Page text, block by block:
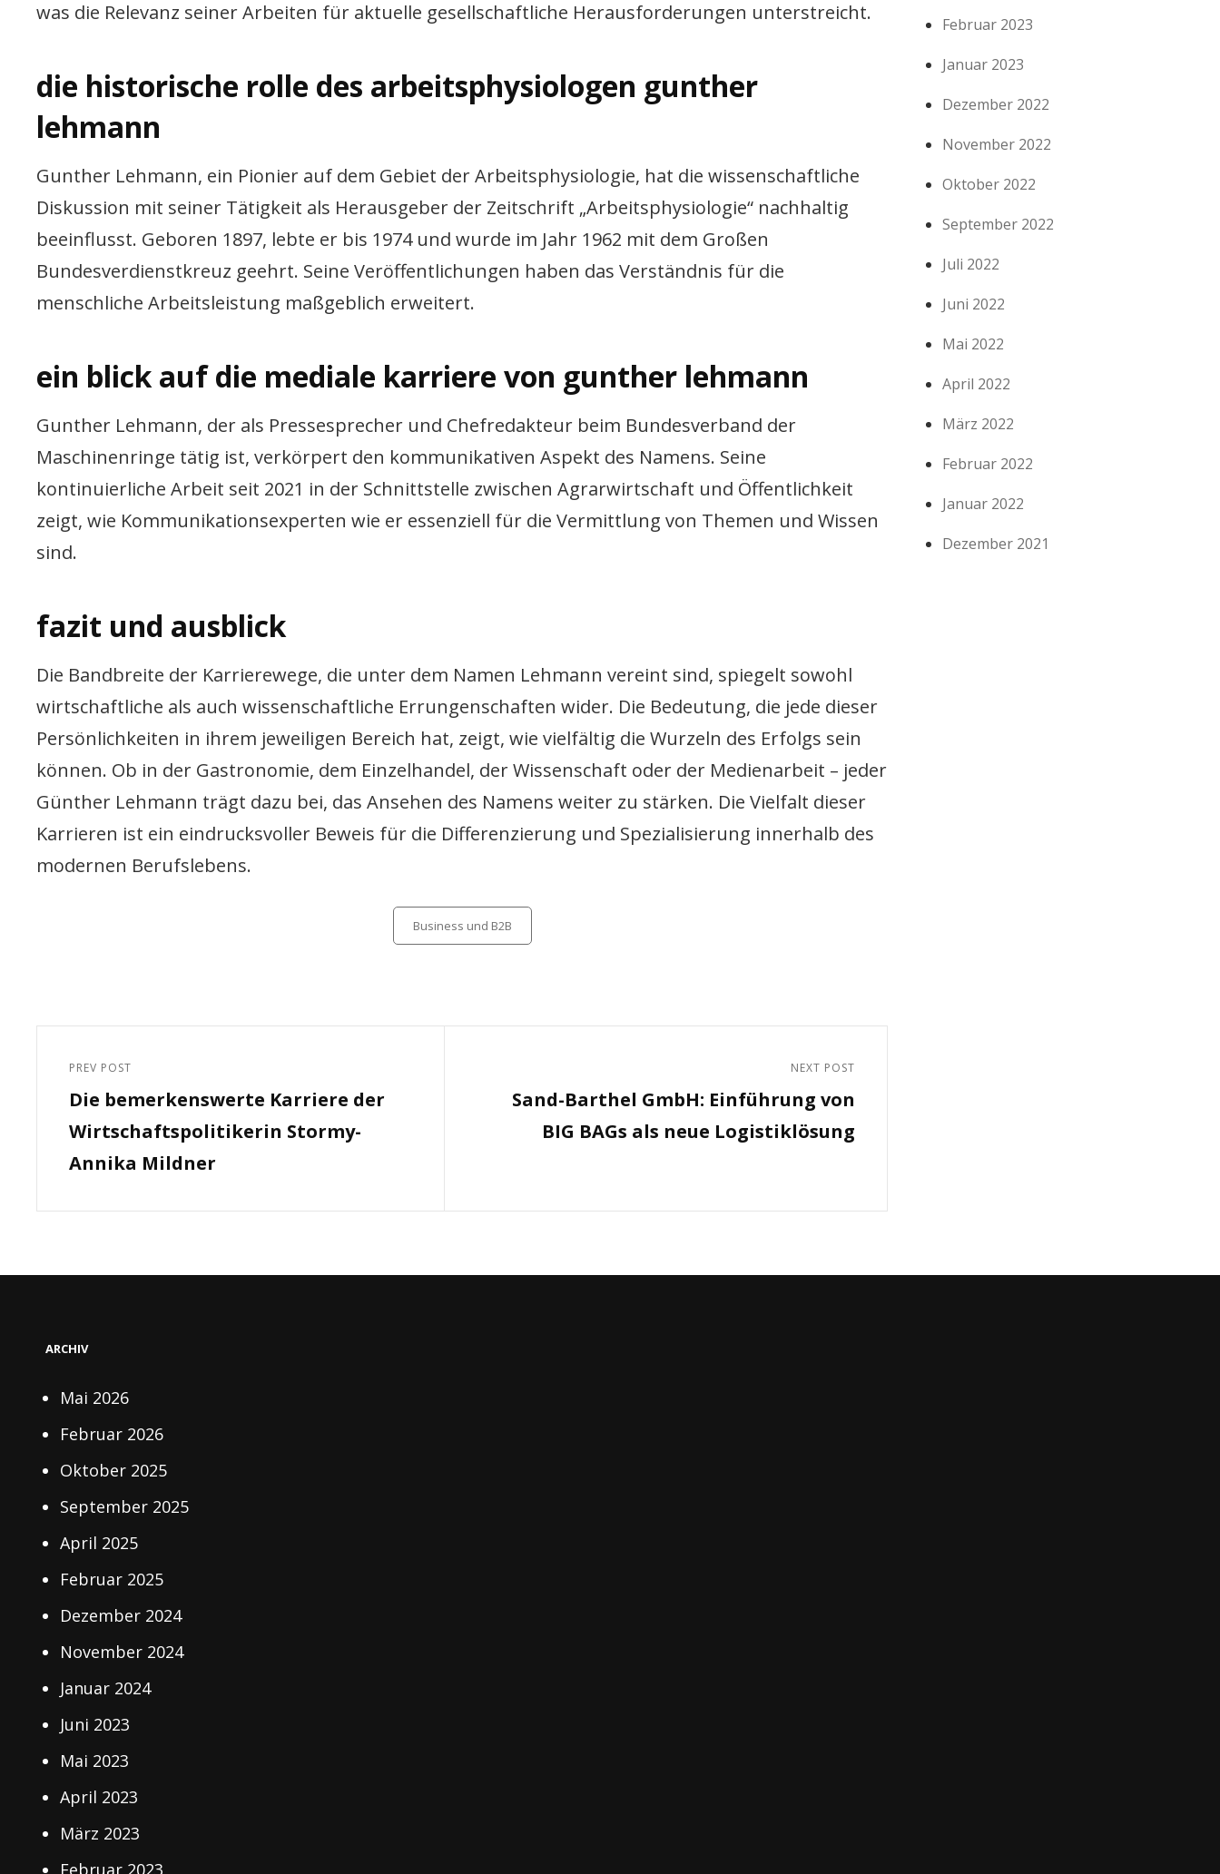
was die Relevanz seiner Arbeiten für aktuelle gesellschaftliche Herausforderungen unterstreicht.
die historische rolle des arbeitsphysiologen gunther
lehmann
Gunther Lehmann, ein Pionier auf dem Gebiet der Arbeitsphysiologie, hat die wissenschaftliche
Diskussion mit seiner Tätigkeit als Herausgeber der Zeitschrift „Arbeitsphysiologie“ nachhaltig
beeinflusst. Geboren 1897, lebte er bis 1974 und wurde im Jahr 1962 mit dem Großen
Bundesverdienstkreuz geehrt. Seine Veröffentlichungen haben das Verständnis für die
menschliche Arbeitsleistung maßgeblich erweitert.
ein blick auf die mediale karriere von gunther lehmann
Gunther Lehmann, der als Pressesprecher und Chefredakteur beim Bundesverband der
Maschinenringe tätig ist, verkörpert den kommunikativen Aspekt des Namens. Seine
kontinuierliche Arbeit seit 2021 in der Schnittstelle zwischen Agrarwirtschaft und Öffentlichkeit
zeigt, wie Kommunikationsexperten wie er essenziell für die Vermittlung von Themen und Wissen
sind.
fazit und ausblick
Die Bandbreite der Karrierewege, die unter dem Namen Lehmann vereint sind, spiegelt sowohl
wirtschaftliche als auch wissenschaftliche Errungenschaften wider. Die Bedeutung, die jede dieser
Persönlichkeiten in ihrem jeweiligen Bereich hat, zeigt, wie vielfältig die Wurzeln des Erfolgs sein
können. Ob in der Gastronomie, dem Einzelhandel, der Wissenschaft oder der Medienarbeit – jeder
Günther Lehmann trägt dazu bei, das Ansehen des Namens weiter zu stärken. Die Vielfalt dieser
Karrieren ist ein eindrucksvoller Beweis für die Differenzierung und Spezialisierung innerhalb des
modernen Berufslebens.
Business und B2B
Previous
Post
PREV POST
Die bemerkenswerte Karriere der
Wirtschaftspolitikerin Stormy-
Annika Mildner
Post
NEXT POST
Sand-Barthel GmbH: Einführung von
BIG BAGs als neue Logistiklösung
Februar 2023
Januar 2023
Dezember 2022
November 2022
Oktober 2022
September 2022
Juli 2022
Juni 2022
Mai 2022
April 2022
März 2022
Februar 2022
Januar 2022
Dezember 2021
ARCHIV
Mai 2026
Februar 2026
Oktober 2025
September 2025
April 2025
Februar 2025
Dezember 2024
November 2024
Januar 2024
Juni 2023
Mai 2023
April 2023
März 2023
Februar 2023